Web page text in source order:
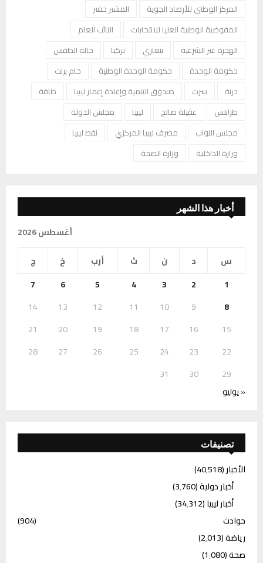
المركز الوطني للأرصاد الجوية
المشير حفتر
المفوضية الوطنية العليا للانتخابات
النائب العام
الهجرة غير الشرعية
بنغازي تركيا
حالة الطقس
حكومة الوحدة
حكومة الوحدة الوطنية
خام برنت
درنة
سرت صندوق التنمية وإعادة إعمار ليبيا
طاقة
طرابلس
عقيلة صالح ليبيا
مجلس الدولة
مجلس النواب
مصرف ليبيا المركزي
نفط ليبيا
وزارة الداخلية
وزارة الصحة
أخبار هذا الشهر
أغسطس 2026
س
د ن ث أرب خ
ج
1
2
3
4
5
6
7
8
9
10
11
12
13
14
15
16
17
18
19
20
21
22
23
24
25
26
27
28
29
30
31
« يوليو
تصنيفات
الأخبار(40٬518)
أخبار دولية(3٬760)
أخبار ليبيا(34٬312)
حوادث
(904)
رياضة(2٬013)
صحة(1٬080)